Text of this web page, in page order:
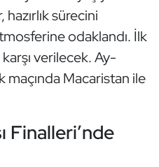
sürecini
odaklandı. İlk
verilecek. Ay-
maçında Macaristan ile
Finalleri’nde